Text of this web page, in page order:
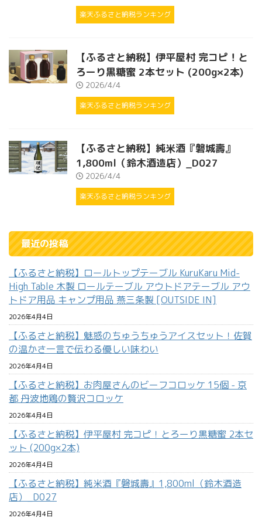
楽天ふるさと納税ランキング
【ふるさと納税】伊平屋村 完コピ！と
ろーり黒糖蜜 2本セット (200g×2本)
2026/4/4
楽天ふるさと納税ランキング
【ふるさと納税】純米酒『磐城壽』
1,800ml（鈴木酒造店）_D027
2026/4/4
楽天ふるさと納税ランキング
最近の投稿
【ふるさと納税】ロールトップテーブル KuruKaru Mid-
High Table 木製 ロールテーブル アウトドアテーブル アウ
トドア用品 キャンプ用品 燕三条製 [OUTSIDE IN]
2026年4月4日
【ふるさと納税】魅惑のちゅうちゅうアイスセット！佐賀
の温かさ一言で伝わる優しい味わい
2026年4月4日
【ふるさと納税】お肉屋さんのビーフコロッケ 15個 - 京
都 丹波地鶏の贅沢コロッケ
2026年4月4日
【ふるさと納税】伊平屋村 完コピ！とろーり黒糖蜜 2本セ
ット (200g×2本)
2026年4月4日
【ふるさと納税】純米酒『磐城壽』1,800ml（鈴木酒造
店）_D027
2026年4月4日